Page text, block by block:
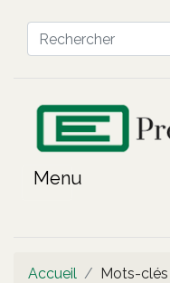
Accueil Mots-clés